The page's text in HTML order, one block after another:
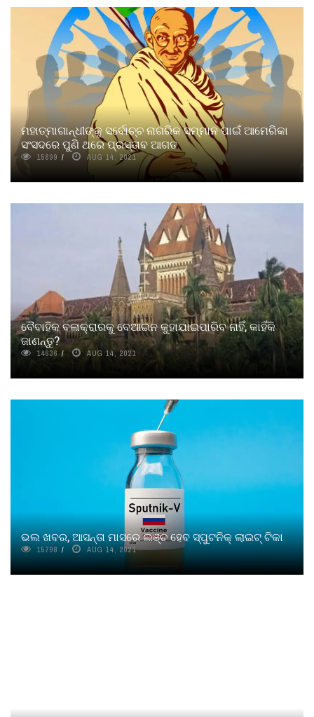
ମହାତ୍ମାଗାନ୍ଧୀଙ୍କୁ ସର୍ବୋଚ୍ଚ ନାଗରିକ ସମ୍ମାନ ପାଇଁ ଆମେରିକା
ସଂସଦରେ ପୁଣି ଥରେ ପ୍ରସ୍ତାବ ଆଗତ
15699 AUG 14, 2021
ବୈବାହିକ ବଳାକ୍ରାରକୁ ବେଆଇନ କୁହାଯାଇପାରିବ ନାହିଁ, କାହିଁକି
ଜାଣନ୍ତୁ?
14636 AUG 14, 2021
ଭଲ ଖବର, ଆସନ୍ତା ମାସରେ ଲଞ୍ଚ ହେବ ସ୍ପୁଟନିକ୍ ଲାଇଟ୍ ଟିକା
15798 AUG 14, 2021